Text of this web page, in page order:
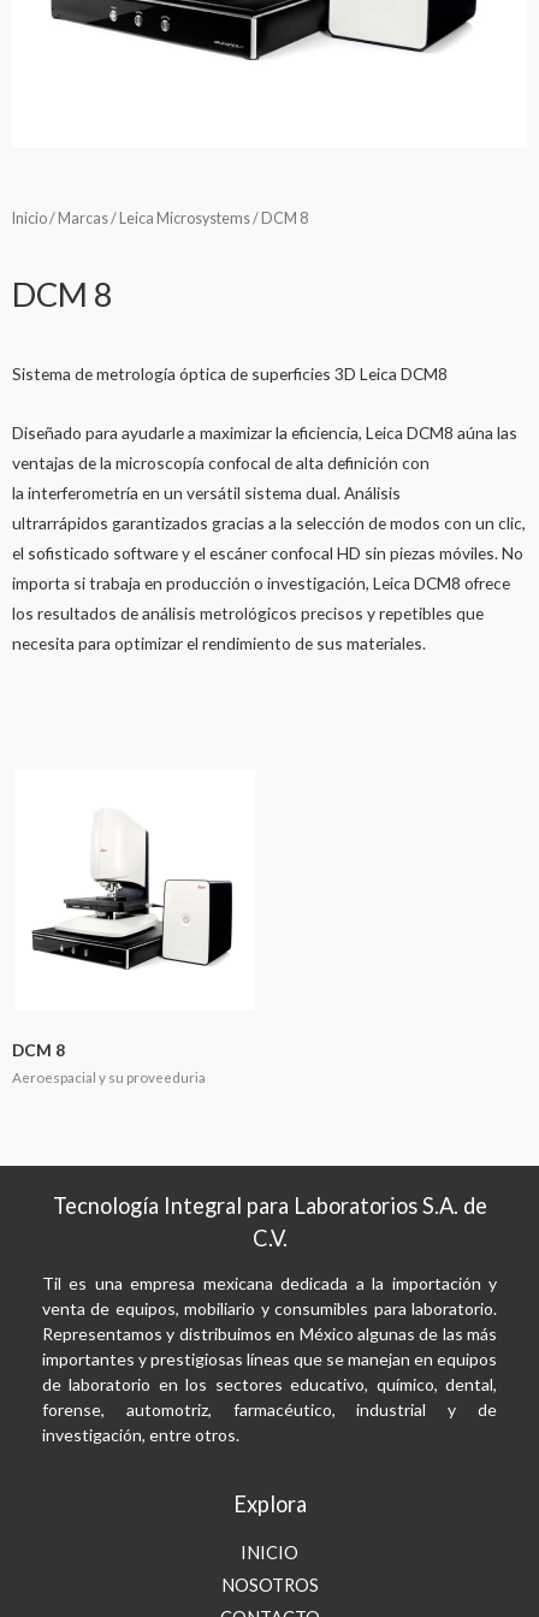
Inicio/ Marcas/ Leica Microsystems/ DCM 8
DCM 8
Sistema de metrología óptica de superficies 3D Leica DCM8
Diseñado para ayudarle a maximizar la eficiencia, Leica DCM8 aúna las
ventajas de la microscopía confocal de alta definición con
la interferometría en un versátil sistema dual. Análisis
ultrarrápidos garantizados gracias a la selección de modos con un clic,
el sofisticado software y el escáner confocal HD sin piezas móviles. No
importa si trabaja en producción o investigación, Leica DCM8 ofrece
los resultados de análisis metrológicos precisos y repetibles que
necesita para optimizar el rendimiento de sus materiales.
DCM 8
Aeroespacial y su proveeduria
Tecnología Integral para Laboratorios S.A. de
C.V.
Til es una empresa mexicana dedicada a la importación y
venta de equipos, mobiliario y consumibles para laboratorio.
Representamos y distribuimos en México algunas de las más
importantes y prestigiosas líneas que se manejan en equipos
de laboratorio en los sectores educativo, químico, dental,
forense, automotriz, farmacéutico, industrial y de
investigación, entre otros.
Explora
INICIO
NOSOTROS